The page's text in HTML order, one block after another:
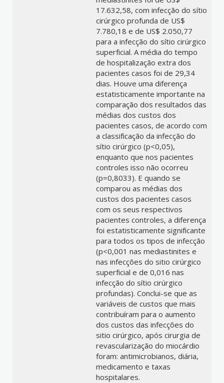
17.632,58, com infecção do sítio
cirúrgico profunda de US$
7.780,18 e de US$ 2.050,77
para a infecção do sítio cirúrgico
superficial. A média do tempo
de hospitalização extra dos
pacientes casos foi de 29,34
dias. Houve uma diferença
estatisticamente importante na
comparação dos resultados das
médias dos custos dos
pacientes casos, de acordo com
a classificação da infecção do
sítio cirúrgico (p<0,05),
enquanto que nos pacientes
controles isso não ocorreu
(p=0,8033). E quando se
comparou as médias dos
custos dos pacientes casos
com os seus respectivos
pacientes controles, a diferença
foi estatisticamente significante
para todos os tipos de infecção
(p<0,001 nas mediastinites e
nas infecções do sitio cirúrgico
superficial e de 0,016 nas
infecção do sítio cirúrgico
profundas). Conclui-se que as
variáveis de custos que mais
contribuíram para o aumento
dos custos das infecções do
sitio cirúrgico, após cirurgia de
revascularização do miocárdio
foram: antimicrobianos, diária,
medicamento e taxas
hospitalares.